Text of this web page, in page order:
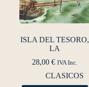
ISLA DEL TESORO,
LA
28,00€ IVA Inc.
CLASICOS